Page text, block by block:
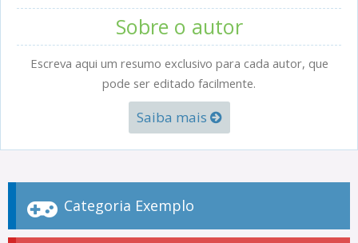
Sobre o autor
Escreva aqui um resumo exclusivo para cada autor, que
pode ser editado facilmente.
Saiba mais
Categoria Exemplo